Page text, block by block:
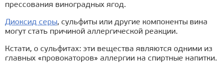
прессования виноградных ягод.
Диоксид серы, сульфиты или другие компоненты вина
могут стать причиной аллергической реакции.
Кстати, о сульфитах: эти вещества являются одними из
главных «провокаторов» аллергии на спиртные напитки.